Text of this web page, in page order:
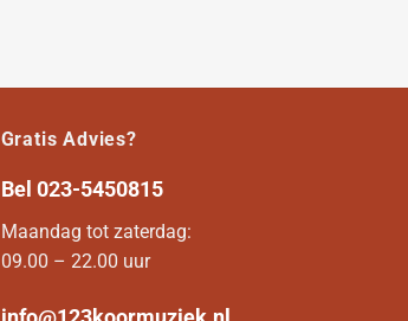
Gratis Advies?
Bel 023-5450815
Maandag tot zaterdag:
09.00 – 22.00 uur